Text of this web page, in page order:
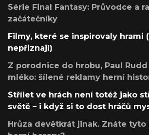
Série Final Fantasy: Průvodce a
začátečníky
Filmy, které se inspirovaly hrami
nepřiznají)
Z porodnice do hrobu, Paul
mléko: šílené reklamy herní
Střílet ve hrách není totéž jako
světě – i když si to dost hráčů
Hrůza devětkrát jinak. Znáte tyto